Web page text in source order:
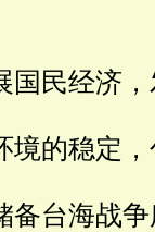
国民经济
境的稳定
备台海战